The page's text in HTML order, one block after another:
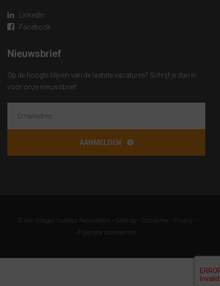
LinkedIn
Facebook
Nieuwsbrief
Op de hoogte blijven van de laatste vacatures? Schrijf je dan in
voor onze nieuwsbrief.
© Van Dongen Connect Recruitment • Sitemap • Disclaimer • Privacy
•
Algemene voorwaarden